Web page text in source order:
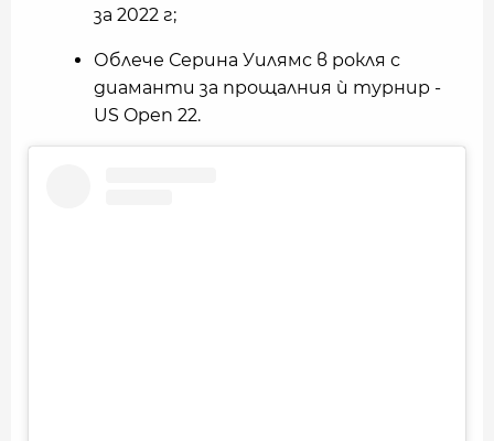
за 2022 г;
Облече Серина Уилямс в рокля с
диаманти за прощалния ѝ турнир -
US Open 22.